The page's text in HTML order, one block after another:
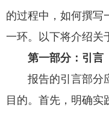
的过程中，如何撰写
一环。以下将介绍关
第一部分：引言
报告的引言部分
目的。首先，明确实